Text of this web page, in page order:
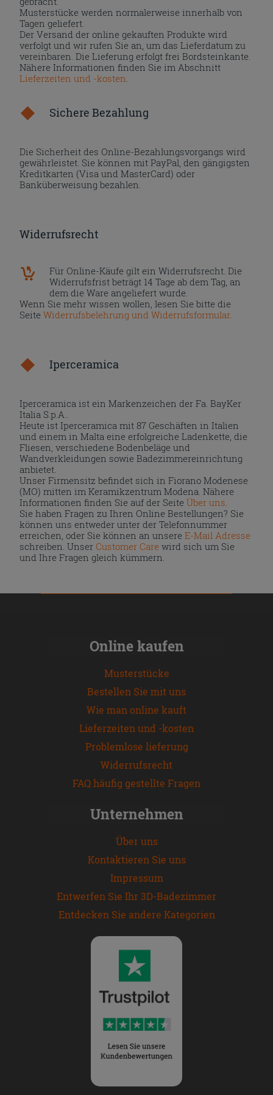
Musterstücke werden normalerweise innerhalb von
Tagen geliefert.
Der Versand der online gekauften Produkte wird
verfolgt und wir rufen Sie an, um das Lieferdatum zu
vereinbaren. Die Lieferung erfolgt frei Bordsteinkante.
Nähere Informationen finden Sie im Abschnitt
Lieferzeiten und -kosten
Sichere Bezahlung
Die Sicherheit des Online-Bezahlungsvorgangs wird
gewährleistet. Sie können mit PayPal, den gängigsten
Kreditkarten (Visa und MasterCard) oder
Banküberweisung bezahlen.
Widerrufsrecht
Für Online-Käufe gilt ein Widerrufsrecht. Die
Widerrufsfrist beträgt 14 Tage ab dem Tag, an
dem die Ware angeliefert wurde.
Wenn Sie mehr wissen wollen, lesen Sie bitte die
SeiteWiderrufsbelehrung und Widerrufsformular.
Iperceramica
Iperceramica ist ein Markenzeichen der Fa. BayKer
Italia S.p.A..
Heute ist Iperceramica mit 87 Geschäften in Italien
und einem in Malta eine erfolgreiche Ladenkette, die
Fliesen, verschiedene Bodenbeläge und
Wandverkleidungen sowie Badezimmereinrichtung
anbietet.
Unser Firmensitz befindet sich in Fiorano Modenese
(MO) mitten im Keramikzentrum Modena. Nähere
Informationen finden Sie auf der Seite Über uns
Sie haben Fragen zu Ihren Online Bestellungen? Sie
können uns entweder unter der Telefonnummer
erreichen, oder Sie können an unsereE-Mail Adresse
schreiben. UnserCustomer Care wird sich um Sie
und Ihre Fragen gleich kümmern.
Online kaufen
Musterstücke
Bestellen Sie mit uns
Wie man online kauft
Lieferzeiten und -kosten
Problemlose lieferung
Widerrufsrecht
FAQ häufig gestellte Fragen
Unternehmen
Über uns
Kontaktieren Sie uns
Impressum
Entwerfen Sie Ihr 3D-Badezimmer
Entdecken Sie andere Kategorien